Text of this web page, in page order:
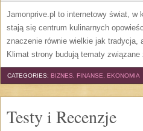
Jamonprive.pl to internetowy świat,
stają się centrum kulinarnych
znaczenie równie wielkie jak tradycja,
Klimat strony budują tematy związane
CATEGORIES: BIZNES, FINANSE, EKONOMIA
Testy i Recenzje